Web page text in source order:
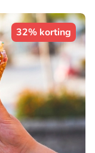
32% korting